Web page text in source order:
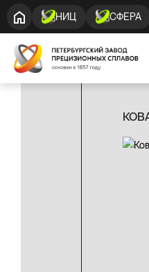
НИЦ СФЕРА
Трубы холоднотянутые